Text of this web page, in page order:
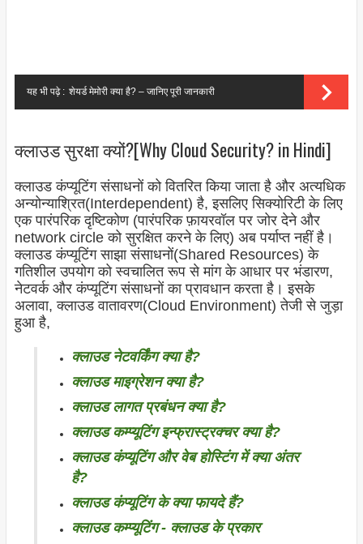
यह भी पढ़े : शेयर्ड मेमोरी क्या है? – जानिए पूरी जानकारी
क्लाउड सुरक्षा क्यों?[Why Cloud Security? in Hindi]
क्लाउड कंप्यूटिंग संसाधनों को वितरित किया जाता है और अत्यधिक
अन्योन्याश्रित(Interdependent) है, इसलिएसिक्योरिटीके लिए
एक पारंपरिक दृष्टिकोण (पारंपरिक फ़ायरवॉल पर जोर देने और
network circle को सुरक्षित करने के लिए) अब पर्याप्त नहीं है।
क्लाउड कंप्यूटिंग साझा संसाधनों(Shared Resources) के
गतिशील उपयोग को स्वचालित रूप से मांग के आधार पर भंडारण,
नेटवर्क और कंप्यूटिंग संसाधनों का प्रावधान करता है। इसके
अलावा, क्लाउड वातावरण(Cloud Environment) तेजी से जुड़ा
हुआ है,
क्लाउड नेटवर्किंग क्या है?
क्लाउड माइग्रेशन क्या है?
क्लाउड लागत प्रबंधन क्या है?
क्लाउड कम्प्यूटिंग इन्फ्रास्ट्रक्चर क्या है?
क्लाउड कंप्यूटिंग और वेब होस्टिंग में क्या अंतर
है?
क्लाउड कंप्यूटिंग के क्या फायदे हैं?
क्लाउड कम्प्यूटिंग - क्लाउड के प्रकार